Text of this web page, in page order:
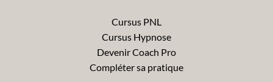
Cursus PNL
Cursus Hypnose
Devenir Coach Pro
Compléter sa pratique